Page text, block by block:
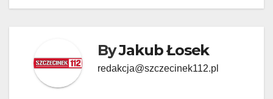
ByJakub Łosek
redakcja@szczecinek112.pl